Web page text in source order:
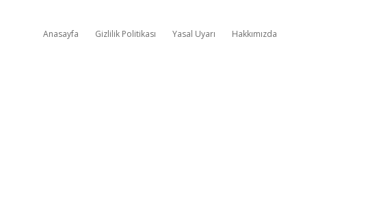
Anasayfa Gizlilik Politikası Yasal Uyarı Hakkımızda